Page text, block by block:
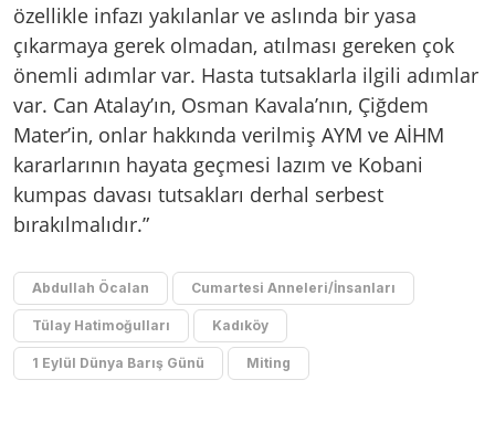
özellikle infazı yakılanlar ve aslında bir yasa
çıkarmaya gerek olmadan, atılması gereken çok
önemli adımlar var. Hasta tutsaklarla ilgili adımlar
var. Can Atalay’ın, Osman Kavala’nın, Çiğdem
Mater’in, onlar hakkında verilmiş AYM ve AİHM
kararlarının hayata geçmesi lazım ve Kobani
kumpas davası tutsakları derhal serbest
bırakılmalıdır.”
Abdullah Öcalan Cumartesi Anneleri/İnsanları
Tülay Hatimoğulları Kadıköy
1 Eylül Dünya Barış Günü Miting